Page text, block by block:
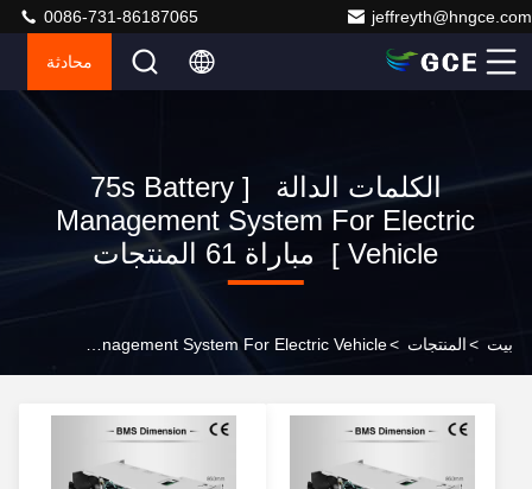
jeffreyth@hngce.com
0086-731-86187065
محادثة
الكلمات الدالة [ 75s Battery
Management System For Electric
Vehicle ] مباراة 61 المنتجات
بيت >المنتجات >